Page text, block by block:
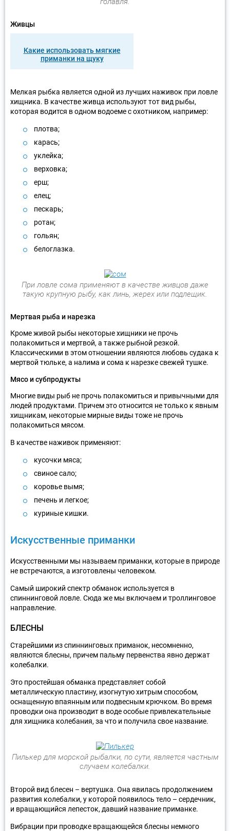
Живцы
Какие использовать мягкие
приманки на щуку
Мелкая рыбка является одной из лучших наживок при ловле
хищника. В качестве живца используют тот вид рыбы,
которая водится в одном водоеме с охотником, например:
плотва;
карась;
уклейка;
верховка;
ерш;
елец;
пескарь;
ротан;
гольян;
белоглазка.
При ловле сома применяют в качестве живцов даже
такую крупную рыбу, как линь, жерех или подлещик.
Мертвая рыба и нарезка
Кроме живой рыбы некоторые хищники не прочь
полакомиться и мертвой, а также рыбной резкой.
Классическими в этом отношении являются любовь судака к
мертвой тюльке, а налима и сома к нарезке свежей тушке.
Мясо и субпродукты
Многие виды рыб не прочь полакомиться и привычными для
людей продуктами. Причем это относится не только к явным
хищникам, некоторые мирные виды тоже не прочь
полакомиться мясом.
В качестве наживок применяют:
кусочки мяса;
свиное сало;
коровье вымя;
печень и легкое;
куриные кишки.
Искусственные приманки
Искусственными мы называем приманки, которые в природе
не встречаются, а изготовлены человеком.
Самый широкий спектр обманок используется в
спиннинговой ловле. Сюда же мы включаем и троллинговое
направление.
БЛЕСНЫ
Старейшими из спиннинговых приманок, несомненно,
являются блесны, причем пальму первенства явно держат
колебалки.
Это простейшая обманка представляет собой
металлическую пластину, изогнутую хитрым способом,
оснащенную впаянным или подвесным крючком. Во время
проводки она производит в воде особые привлекательные
для хищника колебания, за что и получила свое название.
Пилькер для морской рыбалки, по сути, является частным
случаем колебалки.
Второй вид блесен – вертушка. Она явилась продолжением
развития колебалки, у которой появилось тело – сердечник,
и вращающийся лепесток, давший название приманке.
Вибрации при проводке вращающейся блесны немного